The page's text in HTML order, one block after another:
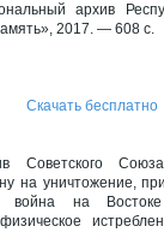
архив
2017. — 608 с.
Скачать бесплатно
Советского
на уничтожение,
война на